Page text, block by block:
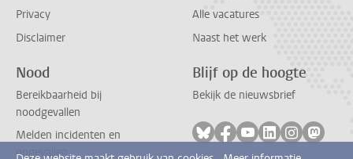
Privacy
Disclaimer
Alle vacatures
Naast het werk
Nood
Bereikbaarheid bij
noodgevallen
Melden incidenten en
ongevallen
Blijf op de hoogte
Bekijk de nieuwsbrief
Volg ons op bluesky
Volg ons op facebook
Volg ons op
Volg ons op
Volg ons
Volg